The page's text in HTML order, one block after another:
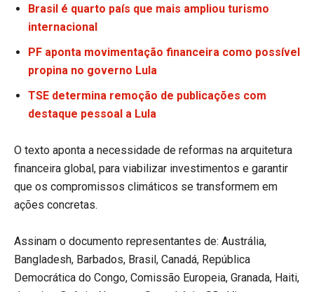
Brasil é quarto país que mais ampliou turismo
internacional
PF aponta movimentação financeira como possível
propina no governo Lula
TSE determina remoção de publicações com
destaque pessoal a Lula
O texto aponta a necessidade de reformas na arquitetura
financeira global, para viabilizar investimentos e garantir
que os compromissos climáticos se transformem em
ações concretas.
Assinam o documento representantes de: Austrália,
Bangladesh, Barbados, Brasil, Canadá, República
Democrática do Congo, Comissão Europeia, Granada, Haiti,